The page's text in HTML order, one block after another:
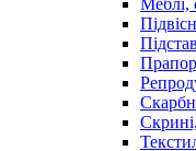
Меблі,